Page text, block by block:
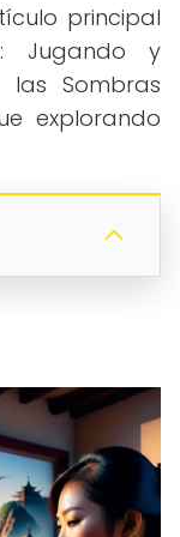
principal
Jugando y
Sombras
explorando